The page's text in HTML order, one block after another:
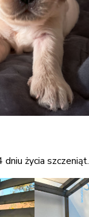
życia szczeniąt.